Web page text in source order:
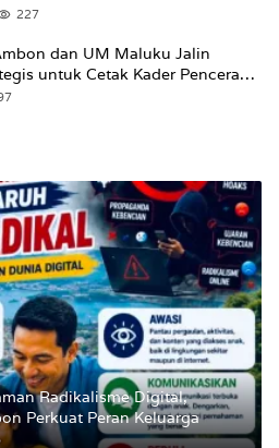
Bendera Merah Putih Di
227
dan UM Maluku Jalin
untuk Cetak Kader Pencerah
Peradaban dari Kampus”
Radikalisme Digital,
Perkuat Peran Keluarga